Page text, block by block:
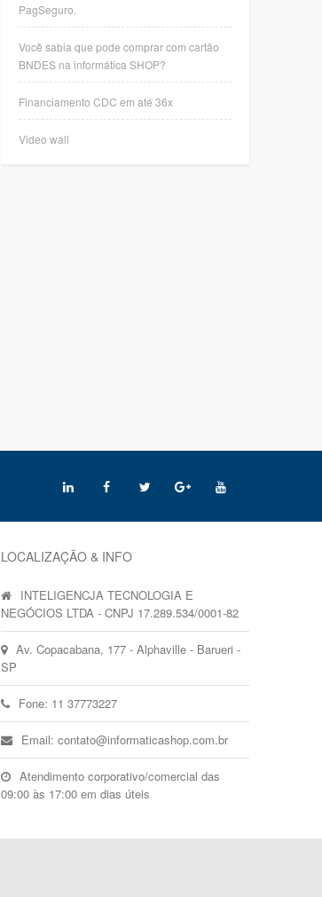
PagSeguro.
Você sabia que pode comprar com cartão
BNDES na informática SHOP?
Financiamento CDC em até 36x
Video wall
LOCALIZAÇÃO & INFO
INTELIGENCJA TECNOLOGIA E
NEGÓCIOS LTDA - CNPJ 17.289.534/0001-82
Av. Copacabana, 177 - Alphaville - Barueri -
SP
Fone: 11 37773227
Email: contato@informaticashop.com.br
Atendimento corporativo/comercial das
09:00 às 17:00 em dias úteis